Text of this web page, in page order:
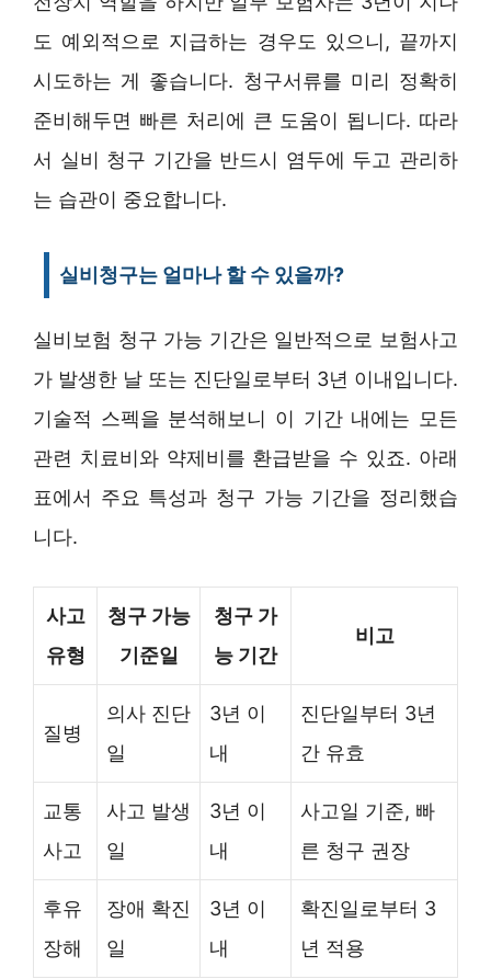
도 예외적으로 지급하는 경우도 있으니, 끝까지
시도하는 게 좋습니다. 청구서류를 미리 정확히
준비해두면 빠른 처리에 큰 도움이 됩니다. 따라
서 실비 청구 기간을 반드시 염두에 두고 관리하
는 습관이 중요합니다.
실비청구는 얼마나 할 수 있을까?
실비보험 청구 가능 기간은 일반적으로 보험사고
가 발생한 날 또는 진단일로부터 3년 이내입니다.
기술적 스펙을 분석해보니 이 기간 내에는 모든
관련 치료비와 약제비를 환급받을 수 있죠. 아래
표에서 주요 특성과 청구 가능 기간을 정리했습
니다.
사고
유형
청구 가능
기준일
청구 가
능 기간
비고
질병
의사 진단
일
3년 이
내
진단일부터 3년
간 유효
교통
사고
사고 발생
일
3년 이
내
사고일 기준, 빠
른 청구 권장
후유
장해
장애 확진
일
3년 이
내
확진일로부터 3
년 적용